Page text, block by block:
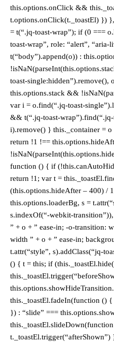
this.options.onClick &&
t.options.onClick(t._toastEl) })
= t(“.jq-toast-wrap”); if (0 ===
toast-wrap”, role: “alert”, “aria-
t(“body”).append(o)) :
toast-single:hidden”).remove(),
this.options.stack &&
var i = o.find(“.jq-toast-
&& t(“.jq-toast-wrap”).find(“.jq-
i).remove() } this._container =
return !1 !==
function () { if
return !1; var t =
(this.options.hideAfter – 400) /
this.options.loaderBg, s =
s.indexOf(“-webkit-
” + o + ” ease-in; -o-transition:
width ” + o + ” ease-in;
t.attr(“style”, s).addClass(“jq-
() { t = this; if
this._toastEl.fadeIn(function ()
}) : “slide” ===